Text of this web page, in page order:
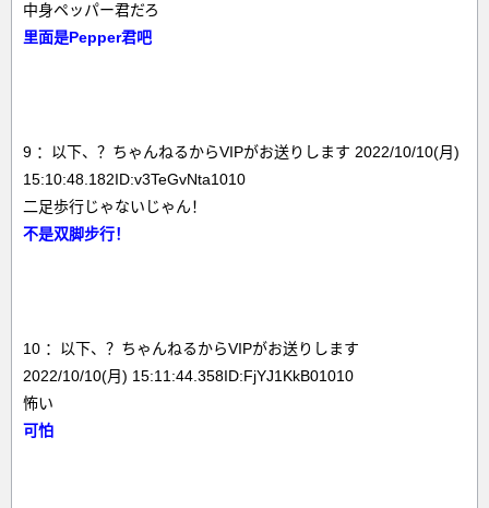
中身ペッパー君だろ
里面是Pepper君吧
9 ：以下、？ちゃんねるからVIPがお送りします 2022/10/10(月)
15:10:48.182ID:v3TeGvNta1010
二足歩行じゃないじゃん！
不是双脚步行！
10 ：以下、？ちゃんねるからVIPがお送りします
2022/10/10(月) 15:11:44.358ID:FjYJ1KkB01010
怖い
可怕